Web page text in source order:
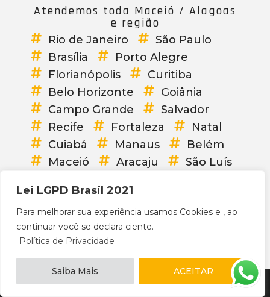
Lei LGPD Brasil 2021
Para melhorar sua experiência usamos Cookies e , ao
continuar você se declara ciente.
Política de Privacidade
Saiba Mais ACEITAR
Atendemos toda Maceió / Alagoas
e região
Rio de Janeiro
São Paulo
Brasília
Porto Alegre
Florianópolis
Curitiba
Belo Horizonte
Goiânia
Campo Grande
Salvador
Recife
Fortaleza
Natal
Cuiabá
Manaus
Belém
Maceió
Aracaju
São Luís
João Pessoa
Porto Velho
Macapá
Rio Branco
Brasil